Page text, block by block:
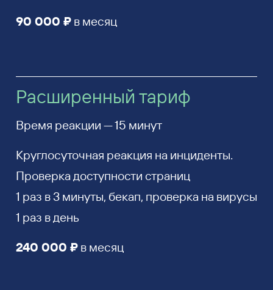
90 000 ₽в месяц
Расширенный тариф
Время реакции — 15 минут
Круглосуточная реакция на инциденты.
Проверка доступности страниц
1 раз в 3 минуты, бекап, проверка на вирусы
1 раз в день
240 000 ₽в месяц